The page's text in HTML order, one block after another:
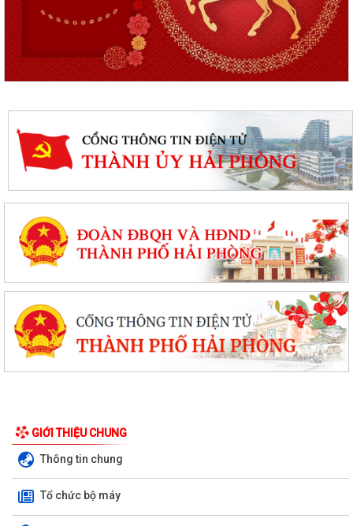
GIỚI THIỆU CHUNG
Thông tin chung
Tổ chức bộ máy
Quyết định phê duyệt kết quả kỳ xét tuyển viên chức Ban quản lý dự án